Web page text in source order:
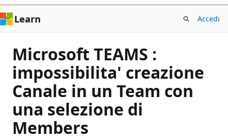
Learn Accedi
Microsoft TEAMS :
impossibilita' creazione
Canale in un Team con
una selezione di
Members